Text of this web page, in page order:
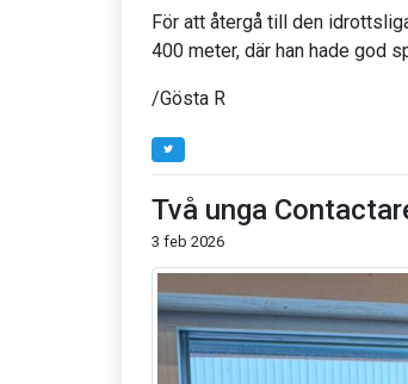
För att återgå till den
400 meter, där han hade god
/Gösta R
Två unga
3 feb 2026